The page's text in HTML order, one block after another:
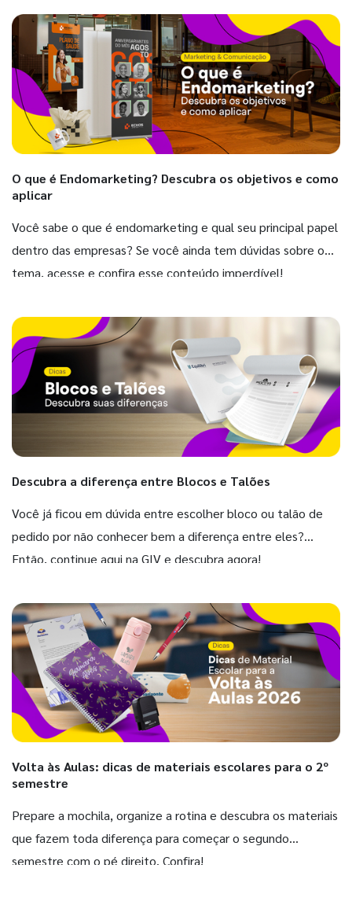
O que é Endomarketing? Descubra os objetivos e como
aplicar
Você sabe o que é endomarketing e qual seu principal papel
dentro das empresas? Se você ainda tem dúvidas sobre o
tema, acesse e confira esse conteúdo imperdível!
Descubra a diferença entre Blocos e Talões
Você já ficou em dúvida entre escolher bloco ou talão de
pedido por não conhecer bem a diferença entre eles?
Então, continue aqui na GIV e descubra agora!
Volta às Aulas: dicas de materiais escolares para o 2º
semestre
Prepare a mochila, organize a rotina e descubra os materiais
que fazem toda diferença para começar o segundo
semestre com o pé direito. Confira!